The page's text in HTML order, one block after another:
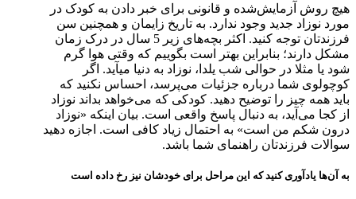
هیچ روش آزمایش‌شده و قانونی برای خبر دادن به کودک در
مورد نوزاد جدید وجود ندارد. به تاریخ زایمان و همچنین سن
فرزندتان توجه کنید. اکثر بچه‌های زیر 5 سال در درک زمان
مشکل دارند؛ بنابراین بهتر است بگوییم که وقتی هوا گرم
شود یا مثلا در حوالی شب یلدا، نوزاد به دنیا می‎آید. اگر
کوچولوی شما درباره جزئیات می‌پرسد، احساس نکنید که
باید همه چیز را توضیح دهید. کودکی که می‌خواهد بداند نوزاد
از کجا می‌آید، به دنبال پاسخ واقعی است. بیان اینکه «نوزاد
درون شکم من است» به احتمال زیاد کافی است. اجازه دهید
سوالات فرزندتان راهنمای شما باشد.
به آن‌ها یادآوری کنید که این مراحل برای خودشان نیز رخ داده است